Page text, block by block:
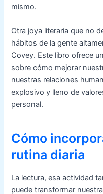
mismo.
Otra joya literaria que no
hábitos de la gente
Covey. Este libro ofrece
sobre cómo mejorar
nuestras relaciones
explosivo y lleno de
personal.
Cómo
rutina diaria
La lectura, esa actividad
puede transformar